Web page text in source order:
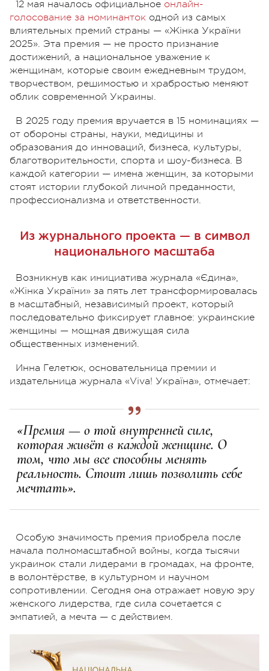
12 мая началось официальное онлайн-
голосование за номинанток одной из самых
влиятельных премий страны — «Жінка України
2025». Эта премия — не просто признание
достижений, а национальное уважение к
женщинам, которые своим ежедневным трудом,
творчеством, решимостью и храбростью меняют
облик современной Украины.
В 2025 году премия вручается в 15 номинациях —
от обороны страны, науки, медицины и
образования до инноваций, бизнеса, культуры,
благотворительности, спорта и шоу-бизнеса. В
каждой категории — имена женщин, за которыми
стоят истории глубокой личной преданности,
профессионализма и ответственности.
Из журнального проекта — в символ
национального масштаба
Возникнув как инициатива журнала «Єдина»,
«Жінка України» за пять лет трансформировалась
в масштабный, независимый проект, который
последовательно фиксирует главное: украинские
женщины — мощная движущая сила
общественных изменений.
Инна Гелетюк, основательница премии и
издательница журнала «Viva! Україна», отмечает:
«Премия — о той внутренней силе,
которая живёт в каждой женщине. О
том, что мы все способны менять
реальность. Стоит лишь позволить себе
мечтать».
Особую значимость премия приобрела после
начала полномасштабной войны, когда тысячи
украинок стали лидерами в громадах, на фронте,
в волонтёрстве, в культурном и научном
сопротивлении. Сегодня она отражает новую эру
женского лидерства, где сила сочетается с
эмпатией, а мечта — с действием.